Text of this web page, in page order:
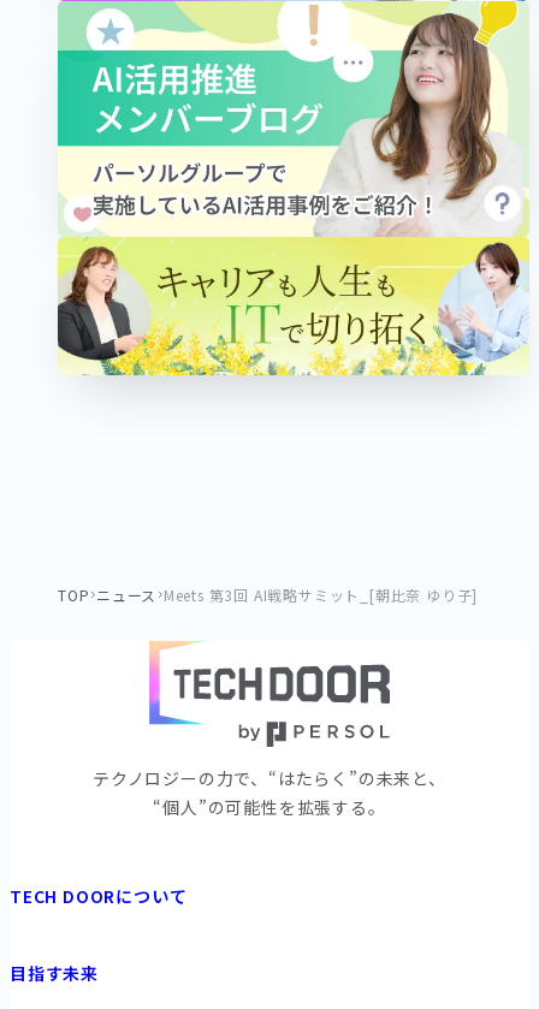
TOP ニュース Meets 第3回 AI戦略サミット_[朝比奈 ゆり子]
テクノロジーの⼒で、“はたらく”の未来と、
“個⼈”の可能性を拡張する。
TECH DOORについて
目指す未来